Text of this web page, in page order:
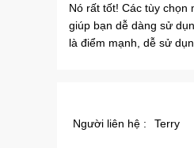
hơn nhiều. Đó
Và mạnh mẽ.
Tần số đầu ra
khi các tần số
dòng điện đầu
Người liên hệ : Terry